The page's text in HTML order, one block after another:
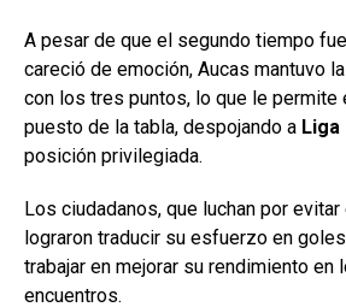
A pesar de que el segundo tiempo
careció de emoción, Aucas mantuvo
con los tres puntos, lo que le permite
puesto de la tabla, despojando a Liga
posición privilegiada.
Los ciudadanos, que luchan por
lograron traducir su esfuerzo en
trabajar en mejorar su rendimiento en
encuentros.